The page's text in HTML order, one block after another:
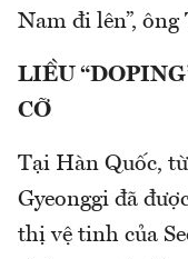
Nam đi lên”,
LIỀU
CỠ
Tại Hàn Quốc,
Gyeonggi đã
thị vệ tinh của